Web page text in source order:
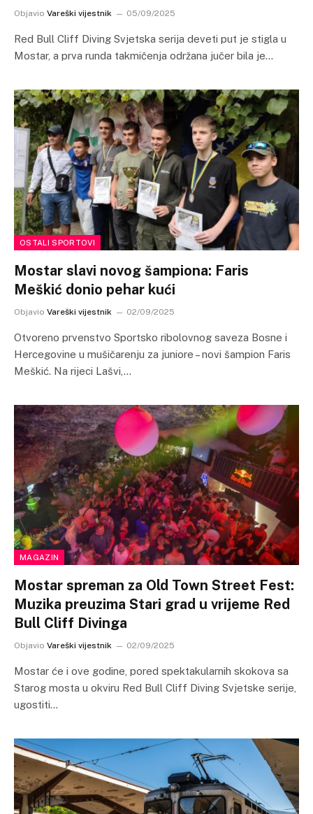
Objavio Vareški vijestnik 05/09/2025
Red Bull Cliff Diving Svjetska serija deveti put je stigla u
Mostar, a prva runda takmičenja održana jučer bila je…
OSTALI SPORTOVI
Mostar slavi novog šampiona: Faris
Meškić donio pehar kući
Objavio Vareški vijestnik 02/09/2025
Otvoreno prvenstvo Sportsko ribolovnog saveza Bosne i
Hercegovine u mušičarenju za juniore – novi šampion Faris
Meškić. Na rijeci Lašvi,…
MAGAZIN
Mostar spreman za Old Town Street Fest:
Muzika preuzima Stari grad u vrijeme Red
Bull Cliff Divinga
Objavio Vareški vijestnik 02/09/2025
Mostar će i ove godine, pored spektakularnih skokova sa
Starog mosta u okviru Red Bull Cliff Diving Svjetske serije,
ugostiti…